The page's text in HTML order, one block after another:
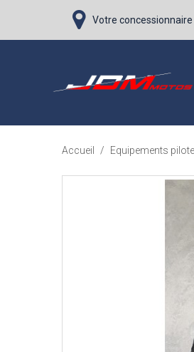
Votre
Accueil / Equipements pilote